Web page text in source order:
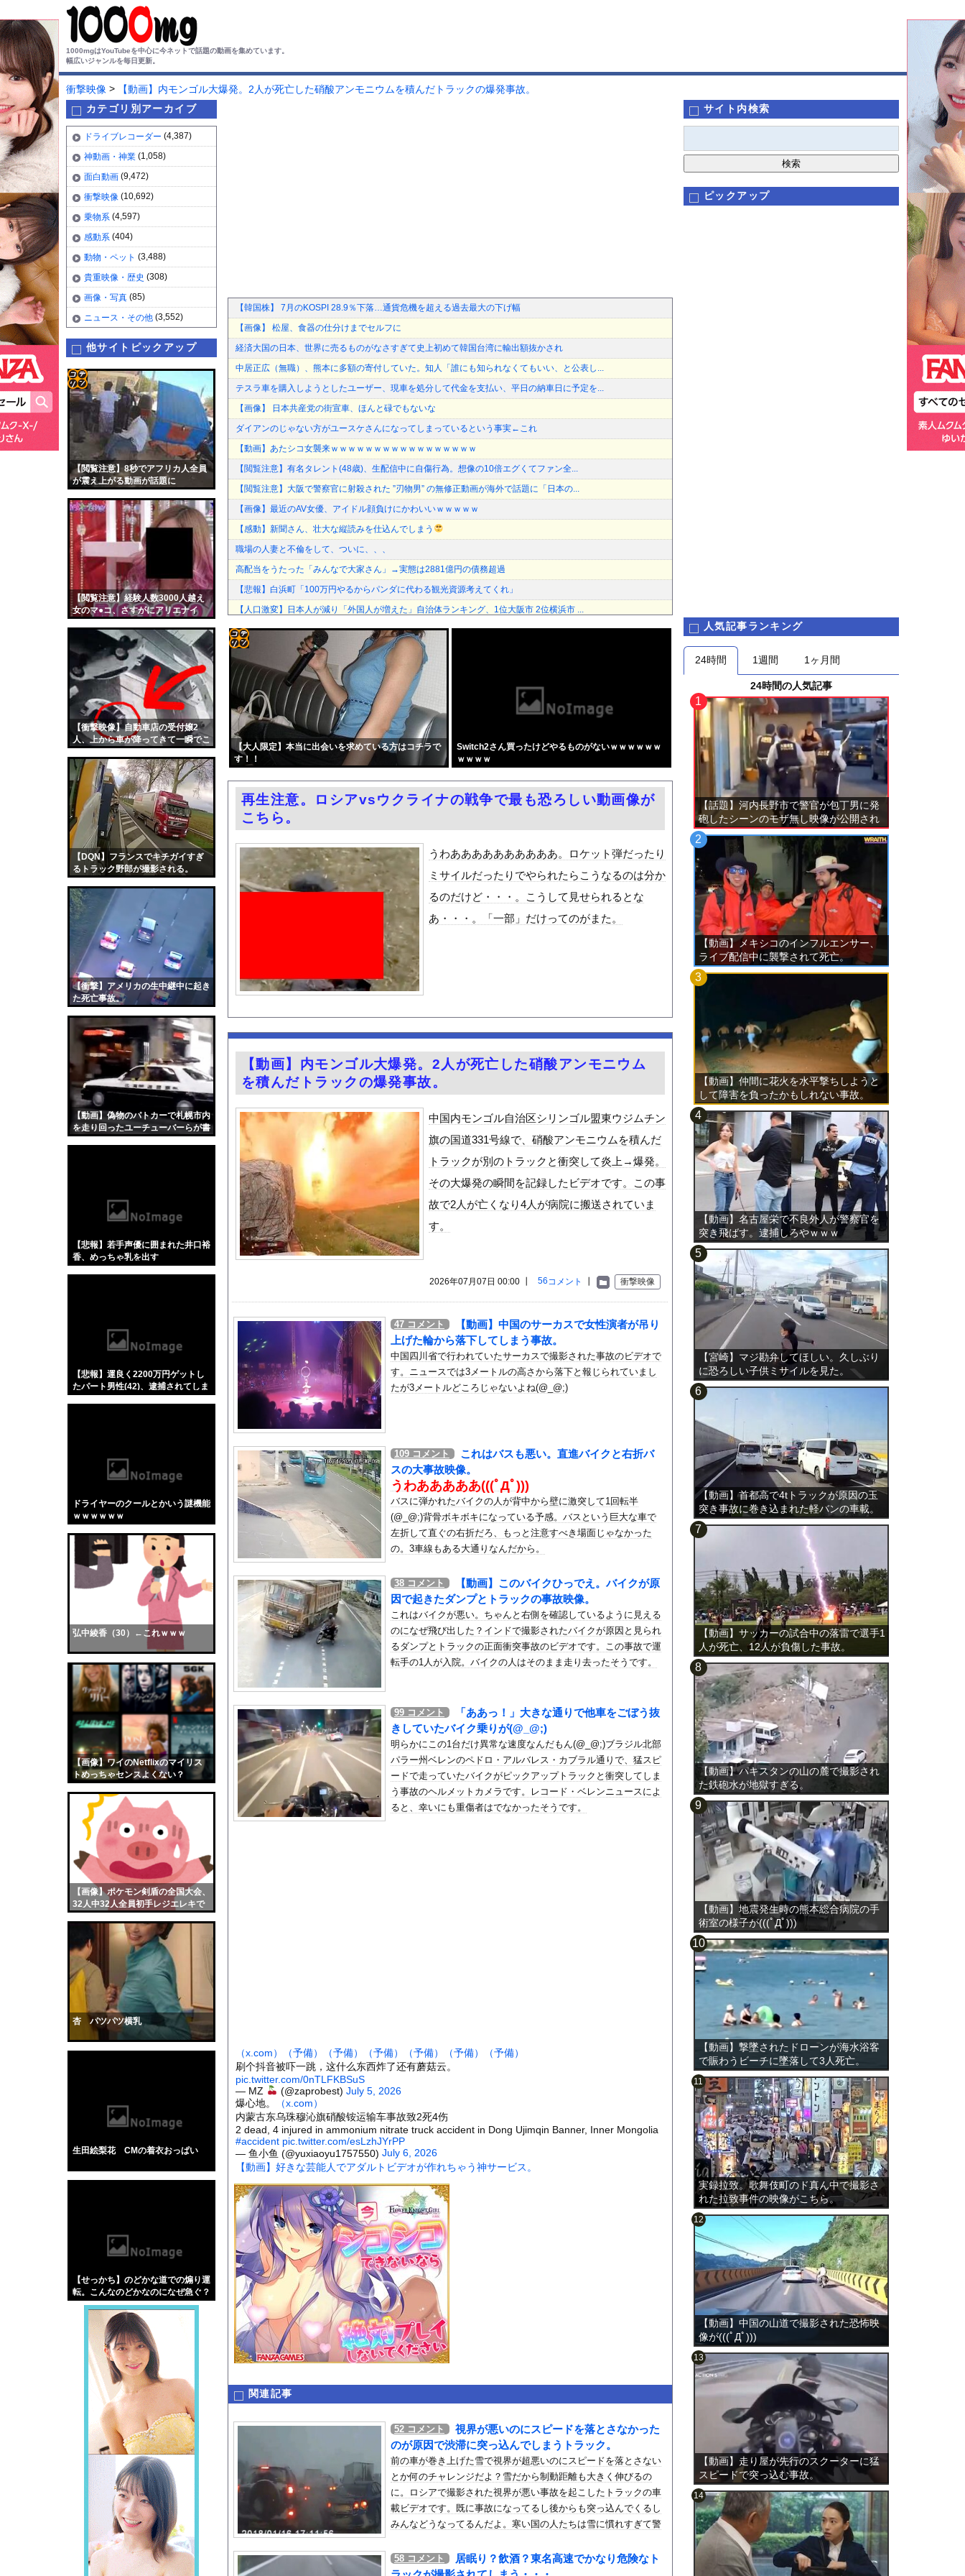
1000mgはYouTubeを中心に今ネットで話題の動画を集めています。
幅広いジャンルを毎日更新。
衝撃映像 >
【動画】内モンゴル大爆発。2人が死亡した硝酸アンモニウムを積んだトラックの爆発事故。
カテゴリ別アーカイブ
ドライブレコーダー (4,387)
神動画・神業 (1,058)
面白動画 (9,472)
衝撃映像 (10,692)
乗物系 (4,597)
感動系 (404)
動物・ペット (3,488)
貴重映像・歴史 (308)
画像・写真 (85)
ニュース・その他 (3,552)
他サイトピックアップ
【閲覧注意】8秒でアフリカ人全員
が震え上がる動画が話題に
【閲覧注意】経験人数3000人越え
女のマ●コ、さすがにアリエナイ
【衝撃映像】自動車店の受付嬢2
人、上から車が降ってきて一瞬でこ
【DQN】フランスでキチガイすぎ
るトラック野郎が撮影される。
【衝撃】アメリカの生中継中に起き
た死亡事故。
【動画】偽物のパトカーで札幌市内
を走り回ったユーチューバーらが書
【悲報】若手声優に囲まれた井口裕
香、めっちゃ乳を出す
【悲報】運良く2200万円ゲットし
たパート男性(42)、逮捕されてしま
ドライヤーのクールとかいう謎機能
ｗｗｗｗｗｗ
弘中綾香（30）←これｗｗｗ
【画像】ワイのNetflixのマイリス
トめっちゃセンスよくない？
【画像】ポケモン剣盾の全国大会、
32人中32人全員初手レジエレキで
杏 パツパツ横乳
生田絵梨花 CMの着衣おっぱい
【せっかち】のどかな道での煽り運
転。こんなのどかなのになぜ急ぐ？
コテ
リン
- 固
定リ
ンク
自動
更新
ツー
ル
【韓国株】 7月のKOSPI 28.9％下落…通貨危機を超える過去最大の下げ幅
【画像】 松屋、食器の仕分けまでセルフに
経済大国の日本、世界に売るものがなさすぎて史上初めて韓国台湾に輸出額抜かされ
中居正広（無職）、熊本に多額の寄付していた。知人「誰にも知られなくてもいい、と公表し...
テスラ車を購入しようとしたユーザー、現車を処分して代金を支払い、平日の納車日に予定を...
【画像】 日本共産党の街宣車、ほんと碌でもないな
ダイアンのじゃない方がユースケさんになってしまっているという事実←これ
【動画】あたシコ女襲来ｗｗｗｗｗｗｗｗｗｗｗｗｗｗｗｗｗ
【閲覧注意】有名タレント(48歳)、生配信中に自傷行為。想像の10倍エグくてファン全...
【閲覧注意】大阪で警察官に射殺された ”刃物男” の無修正動画が海外で話題に「日本の...
【画像】最近のAV女優、アイドル顔負けにかわいいｗｗｗｗｗ
【感動】新聞さん、壮大な縦読みを仕込んでしまう
職場の人妻と不倫をして、ついに、、、
高配当をうたった「みんなで大家さん」→実態は2881億円の債務超過
【悲報】白浜町「100万円やるからパンダに代わる観光資源考えてくれ」
【人口激変】日本人が減り「外国人が増えた」自治体ランキング、1位大阪市 2位横浜市 ...
れいわ新選組の新党名は「いのちの党」 旧グッズ半額で販売 どうなる秘書給与疑惑
「日本は危険だ」と吹聴したのを真に受けた中国人旅行客、だが代替旅行先が日本ほど安全で...
【悲報】極左活動家、平和記念公園で「座り込んで闘う！」と意気込むも… → 警察に完全...
エロ漫画『ムラムラOLさんは飛行機の中でも性欲を満たしたい』をrawやhitomiを...
ワイルドベリーズ経営陣、倉庫の商品を持ち出し「ドローン攻撃で焼失した」として処理…ロ...
職員がバスローブ姿でオンライン会見に 秋田県「会見の対応に問題があった」
【動画】若手女優「兄とセ○クスシーンするんですか？分かりました…」
急増する「自分の頭で考えない子」。すぐ検索が当たり前に 「タイパ」至上主義・・・
ミツオカ、新型スポーツカーのティザー画像「第3弾」を公開！
【悲報】円安容認派「円安は輸出が伸びで日本経済ホクホク！」⇒ 世界に売る物が無さすぎ...
FANZAが夏のAV50％OFFセールを開催 part4
渡邊渚さん「私がPTSDと診断された当時、世間はまだPTSDという言葉は浸透されてい...
職場の人妻と不倫をして、ついに、、、
中国「台風接近！」台風13号「三峡直撃予測」中国「上流大洪水！（三峡上流」中国都市「...
韓国国会、サッカー前代表監督を追及「なぜ負けたのか」
日本旅行キャンセルすべきか…1万年ぶり史上最大級の火山の兆し＝韓国の反応
うちのネコが目の前にいた。私が上に物を投げるフリをする → 猫はこうなります…
旅行ってただの消費型娯楽なのに、なんで有意義なイメージなんだろうな
【怒報】国税庁「あのさぁ！君らがちゃんと納税してくれないとこうなっちゃうけどどうする...
古旗笑佳アナ 巨乳、横乳！！【GIF動画あり】
【緊急】つけ麺WWWWWWWWWWWWWWWWWWWWWW
【悲報】「果糖」が「がん転移」を促すと判明
【画像】吉岡里帆ちゃんｗｗ
一般人を遥かに超えた最高のIcupを持つ超一般人がAVデビュー！！
熊本地震で居酒屋から温泉が湧き出るｗｗｗｗｗ
【昆虫食】食用コオロギビジネスで破産したグリラス社長 みんなにコオロギ食を広める為に...
『Re：ゼロから始める異世界生活』60話感想 氷上のバトル！レグルスの権能とは！
【画像】キス釣りするんや
【Xの車窓から】オービスかと思ったら野生の炊飯器で草 ほか
【ポロリ悲話】ネットで拡散してるおっぱいポロリ動画、何故か叩かれる・・・
【衝撃】「かわいい虫」ランキング、ついに発表される
ジャンポケ斎藤と代理人のやりとり、「地獄すぎて完全にコントになってる……」と衝撃を受...
メーカーはデカヘソ8個保留3個返しのミドル機を出せよ！！！！
【GIF動画】 宮城の可愛すぎるチアさん、甲子園で発見される
英国人「ようこそ」冨安健洋、クリスタルパレス加入が決定的に！メディカル検査をパス！現...
嫁からマジで離婚を切り出されている。俺がネトゲしすぎて全くかまわなかったのが原因らし...
【ミリマス】ついに美咲ちゃんが大人の色気を出し始めた…！
横浜F・マリノスMF三井寺眞が16歳で開幕スタメン出場し最年少記録更新 さらにデビュ...
「日本は危険だ」と吹聴したのを真に受けた中国人旅行客、だが代替旅行先が日本ほど安全で...
【熊本地震】発生後に居酒屋店内から温泉が吹き出す ← これ前触れじゃね？
【悲報】カズレーザー、車の任意保険にブチギレてしまう！！！！！！
？？？「ゲーム実況なんて誰でもできる」わい「ほーん」
【動画】ブラジルの女子フットサル選手が極悪すぎて5年間の出場停止処分に。
高崎春アナ お尻に下着が浮き出てしまうハプニング！！
クレーンゲームの景品で乳酸菌飲料をゲット、だが飲んでみると妙に酸っぱくて体調が悪化し...
【悲報】17歳で無期懲役になった奴、怖いｗｗｗｗｗｗｗｗｗｗｗｗｗｗｗｗｗｗｗｗｗｗ...
【画像】おまえらくんの机がこの女の子の椅子にされてたらｗｗｗ
【画像】この女優さん、可愛すぎる
【朗報】齋藤飛鳥、前屈みで完全に見えてる動画が拡散されてしまう…
海外「日本よ、お前がナンバーワンだ」 熊本地震直後の日本の対応のスピードに世界が衝撃
勇気を出して白人美女にチン凸したアジア人短小男
、爆笑されてしまうｗｗｗ
10年もの間浮気してた嫁。まさかと思い長男のDNA鑑定をするがいいな？と問うと、元嫁...
ウクライナ侵攻以降、ロシア軍兵士のHIV感染が2000％急増…ウクライナメディア！
【配信者】「金バエ」のSNS更新が1週間途絶え、様々な憶測が飛び交う。1週間ぶりの投...
【画像】女の子「危機管理フォーーーーム！！！」
【衝撃】プチプチで有名な川上産業、社名を「プチプチ株式会社」に変更されるｗｗｗｗｗ
【画像】小倉ゆうか(27)さん、7年ぶり『FRIDAY』表紙で神ボディ大解放
全く泳げない人がウォータースライダーをやるとこうなる
【動画】サーフィンでチューブライディング、チューブの中からの映像が凄い
【黒歴史】こういう昔の大学ヤリサーの流出エロ動画（顔出し）が一番抜ける
韓国人「安貞桓が韓国代表に激怒！『惨憺たる結果、徹底的な刷新が必要だ』と監督や協会を...
【画像】このAVが性癖ブッ刺さりで精子ドクドク作られるわｗｗｗｗ
【悲報】味噌ラーメンで行列、出来ない
【中国】男の子が爆竹に点火 マンホールが爆発しふた吹き飛ぶ
【画像】伊藤舞雪とかいうＡＶ女優ｗｗｗｗｗｗｗｗｗｗw
【緊急】肛門にスティックのり入れたけど出てこないの！！
お知らせ
【動画】よく助けられたな。岐阜の川で外国人が溺れてしまう事故。
Powered by livedoor 相互RSS
このページは1000mgが管理しています。 RSS設定 更新順130件まで。それ以降の古いものは表
示されません。
【大人限定】本当に出会いを求めている方はコチラで
す！！
Switch2さん買ったけどやるものがないｗｗｗｗｗｗ
ｗｗｗｗ
コテ
リン
- 固
定リ
ンク
自動
更新
ツー再生注意。ロシアvsウクライナの戦争で最も恐ろしい動画像が
こちら。
うわああああああああああ。ロケット弾だったり
ミサイルだったりでやられたらこうなるのは分か
るのだけど・・・。こうして見せられるとな
あ・・・。「一部」だけってのがまた。
【動画】内モンゴル大爆発。2人が死亡した硝酸アンモニウム
を積んだトラックの爆発事故。
中国内モンゴル自治区シリンゴル盟東ウジムチン
旗の国道331号線で、硝酸アンモニウムを積んだ
トラックが別のトラックと衝突して炎上→爆発。
その大爆発の瞬間を記録したビデオです。この事
故で2人が亡くなり4人が病院に搬送されていま
す。
衝撃映像
56コメント
2026年07月07日 00:00 ┃
47 コメント
【動画】中国のサーカスで女性演者が吊り
上げた輪から落下してしまう事故。
中国四川省で行われていたサーカスで撮影された事故のビデオで
す。ニュースでは3メートルの高さから落下と報じられていまし
たが3メートルどころじゃないよね(@_@;)
109 コメント
これはバスも悪い。直進バイクと右折バ
スの大事故映像。
うわあああああ(((ﾟДﾟ)))
バスに弾かれたバイクの人が背中から壁に激突して1回転半
(@_@;)背骨ボキボキになっている予感。バスという巨大な車で
左折して直ぐの右折だろ、もっと注意すべき場面じゃなかった
の。3車線もある大通りなんだから。
38 コメント
【動画】このバイクひっでえ。バイクが原
因で起きたダンプとトラックの事故映像。
これはバイクが悪い。ちゃんと右側を確認しているように見える
のになぜ飛び出した？インドで撮影されたバイクが原因と見られ
るダンプとトラックの正面衝突事故のビデオです。この事故で運
転手の1人が入院。バイクの人はそのまま走り去ったそうです。
99 コメント
「ああっ！」大きな通りで他車をごぼう抜
きしていたバイク乗りが(@_@;)
明らかにこの1台だけ異常な速度なんだもん(@_@;)ブラジル北部
パラー州ベレンのペドロ・アルバレス・カブラル通りで、猛スピ
ードで走っていたバイクがピックアップトラックと衝突してしま
う事故のヘルメットカメラです。レコード・ベレンニュースによ
ると、幸いにも重傷者はでなかったそうです。
（x.com） （予備） （予備） （予備） （予備） （予備）
（予備）
刷个抖音被吓一跳，这什么东西炸了还有蘑菇云。
pic.twitter.com/0nTLFKBSuS
— MZ
(@zaprobest)July 5, 2026
爆心地。
（x.com）
内蒙古东乌珠穆沁旗硝酸铵运输车事故致2死4伤
2 dead, 4 injured in ammonium nitrate truck accident in Dong Ujimqin Banner, Inner Mongolia
#accident pic.twitter.com/esLzhJYrPP
— 鱼小鱼 (@yuxiaoyu1757550) July 6, 2026
【動画】好きな芸能人でアダルトビデオが作れちゃう神サービス。
関連記事
52 コメント
視界が悪いのにスピードを落とさなかった
のが原因で渋滞に突っ込んでしまうトラック。
前の車が巻き上げた雪で視界が超悪いのにスピードを落とさない
とか何のチャレンジだよ？雪だから制動距離も大きく伸びるの
に。ロシアで撮影された視界が悪い事故を起こしたトラックの車
載ビデオです。既に事故になってるし後からも突っ込んでくるし
みんなどうなってるんだよ。寒い国の人たちは雪に慣れすぎて警
58 コメント
居眠り？飲酒？東名高速でかなり危険なト
サイト内検索
ピックアップ
人気記事ランキング
24時間 1週間 1ヶ月間
24時間の人気記事
【話題】河内長野市で警官が包丁男に発
砲したシーンのモザ無し映像が公開され
る。
【動画】メキシコのインフルエンサー、
ライブ配信中に襲撃されて死亡。
【動画】仲間に花火を水平撃ちしようと
して障害を負ったかもしれない事故。
【動画】名古屋栄で不良外人が警察官を
突き飛ばす。逮捕しろやｗｗｗ
【宮崎】マジ勘弁してほしい。久しぶり
に恐ろしい子供ミサイルを見た。
【動画】首都高で4tトラックが原因の玉
突き事故に巻き込まれた軽バンの車載。
【動画】サッカーの試合中の落雷で選手1
人が死亡、12人が負傷した事故。
【動画】パキスタンの山の麓で撮影され
た鉄砲水が地獄すぎる。
【動画】地震発生時の熊本総合病院の手
術室の様子が(((ﾟДﾟ)))
【動画】撃墜されたドローンが海水浴客
で賑わうビーチに墜落して3人死亡。
実録拉致。歌舞伎町のド真ん中で撮影さ
れた拉致事件の映像がこちら。
【動画】中国の山道で撮影された恐怖映
像が(((ﾟДﾟ)))
【動画】走り屋が先行のスクーターに猛
スピードで突っ込む事故。